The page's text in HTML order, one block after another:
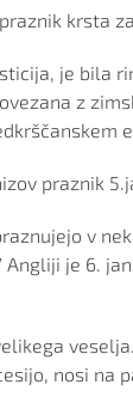
krsta
je bila
z
praznik
v
je 6.
nosi na